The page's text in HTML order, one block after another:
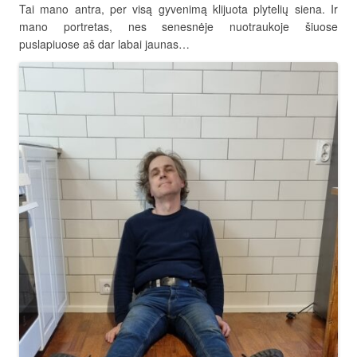
Tai mano antra, per visą gyvenimą klijuota plytelių siena. Ir
mano portretas, nes senesnėje nuotraukoje šiuose
puslapiuose aš dar labai jaunas…